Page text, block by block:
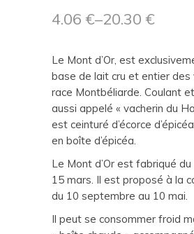
4.06 €–20.30 €
Le Mont d’Or, est
base de lait cru et entier des
race Montbéliarde. Coulant
aussi appelé « vacherin du
est ceinturé d’écorce
en boîte d’épicéa.
Le Mont d’Or est fabriqué
15 mars. Il est proposé à la
du 10 septembre au 10 mai.
Il peut se consommer froid